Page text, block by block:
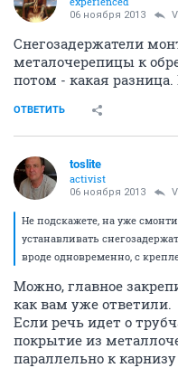
06 ноября 2013
Снегозадержатели
металочерепицы к
потом - какая разница.
ОТВЕТИТЬ
toslite
activist
06 ноября 2013
Не подскажете, на уже
устанавливать
вроде одновременно, с
Можно, главное
как вам уже ответили.
Если речь идет о
покрытие из
параллельно к